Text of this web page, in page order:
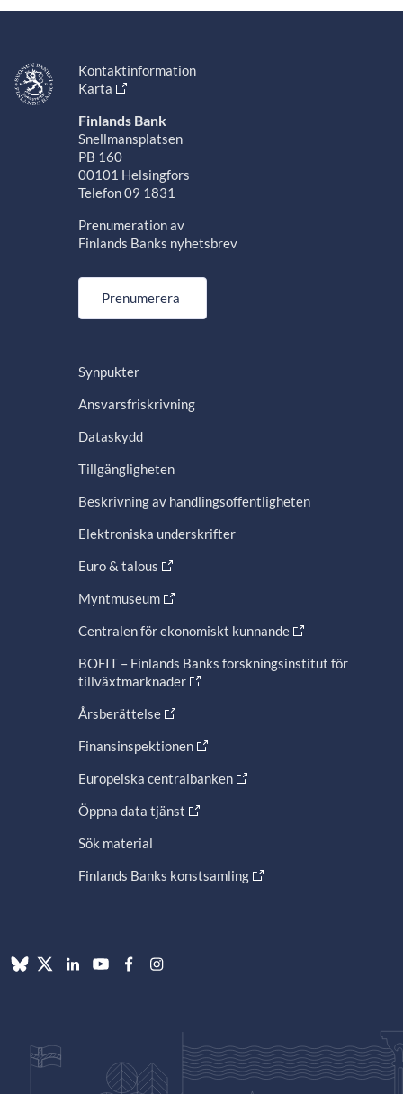
Kontaktinformation
Karta
Finlands Bank
Snellmansplatsen
PB 160
00101 Helsingfors
Telefon 09 1831
Prenumeration av
Finlands Banks nyhetsbrev
Prenumerera
Synpukter
Ansvarsfriskrivning
Dataskydd
Tillgängligheten
Beskrivning av handlingsoffentligheten
Elektroniska underskrifter
Euro & talous
Myntmuseum
Centralen för ekonomiskt kunnande
BOFIT – Finlands Banks forskningsinstitut för
tillväxtmarknader
Årsberättelse
Finansinspektionen
Europeiska centralbanken
Öppna data tjänst
Sök material
Finlands Banks konstsamling